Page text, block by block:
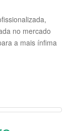
no mercado
a mais ínfima